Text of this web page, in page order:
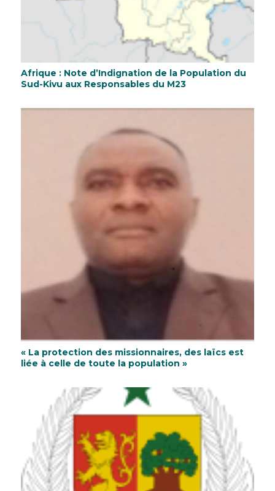
Afrique : Note d’Indignation de la Population du
Sud-Kivu aux Responsables du M23
« La protection des missionnaires, des laïcs est
liée à celle de toute la population »